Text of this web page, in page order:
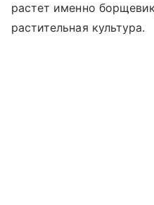
растет именно
растительная культура.